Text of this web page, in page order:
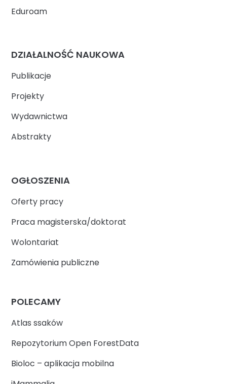
Eduroam
DZIAŁALNOŚĆ NAUKOWA
Publikacje
Projekty
Wydawnictwa
Abstrakty
OGŁOSZENIA
Oferty pracy
Praca magisterska/doktorat
Wolontariat
Zamówienia publiczne
POLECAMY
Atlas ssaków
Repozytorium Open ForestData
Bioloc – aplikacja mobilna